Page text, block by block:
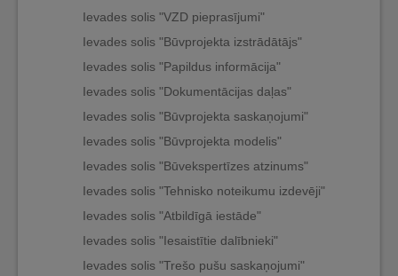
Ievades solis "VZD pieprasījumi"
Ievades solis "Būvprojekta izstrādātājs"
Ievades solis "Papildus informācija"
Ievades solis "Dokumentācijas daļas"
Ievades solis "Būvprojekta saskaņojumi"
Ievades solis "Būvprojekta modelis"
Ievades solis "Būvekspertīzes atzinums"
Ievades solis "Tehnisko noteikumu izdevēji"
Ievades solis "Atbildīgā iestāde"
Ievades solis "Iesaistītie dalībnieki"
Ievades solis "Trešo pušu saskaņojumi"